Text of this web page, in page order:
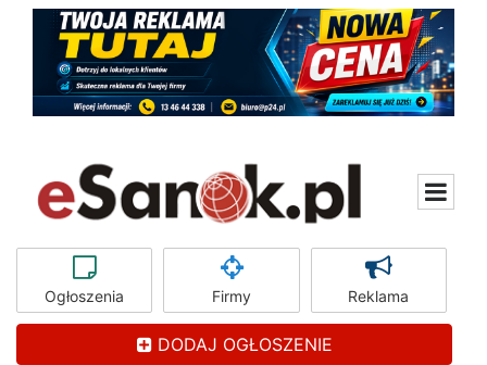
Ogłoszenia Firmy Reklama
DODAJ OGŁOSZENIE